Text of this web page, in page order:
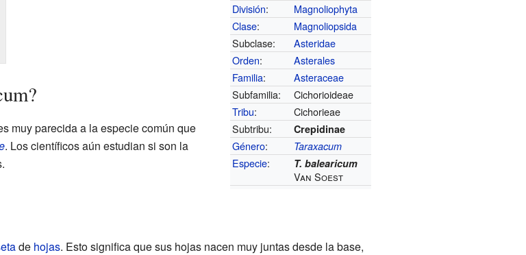
División:
Magnoliophyta
Clase:
Magnoliopsida
Subclase:
Asteridae
Orden:
Asterales
Familia:
Asteraceae
Subfamilia:
Cichorioideae
Tribu:
Cichorieae
Subtribu:
Crepidinae
Género: Taraxacum
Especie: T. balearicum
Van Soest
muy parecida a la especie común que
. Los científicos aún estudian si son la
de hojas. Esto significa que sus hojas nacen muy juntas desde la base,